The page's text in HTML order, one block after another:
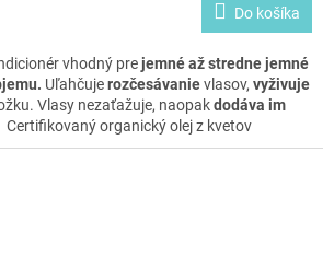
Do košíka
vhodný prejemné až stredne jemné
Uľahčujerozčesávanievlasov, vyživuje
Vlasy nezaťažuje, naopakdodáva im
Certifikovaný organický olej z kvetov
posilňuje korienkya olej z avokáda